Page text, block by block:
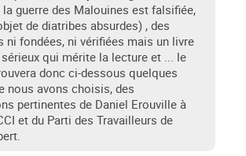
guerre des Malouines est falsifiée,
de diatribes absurdes) , des
ni fondées, ni vérifiées mais un livre
qui mérite la lecture et ... le
donc ci-dessous quelques
nous avons choisis, des
pertinentes de Daniel Erouville à
et du Parti des Travailleurs de